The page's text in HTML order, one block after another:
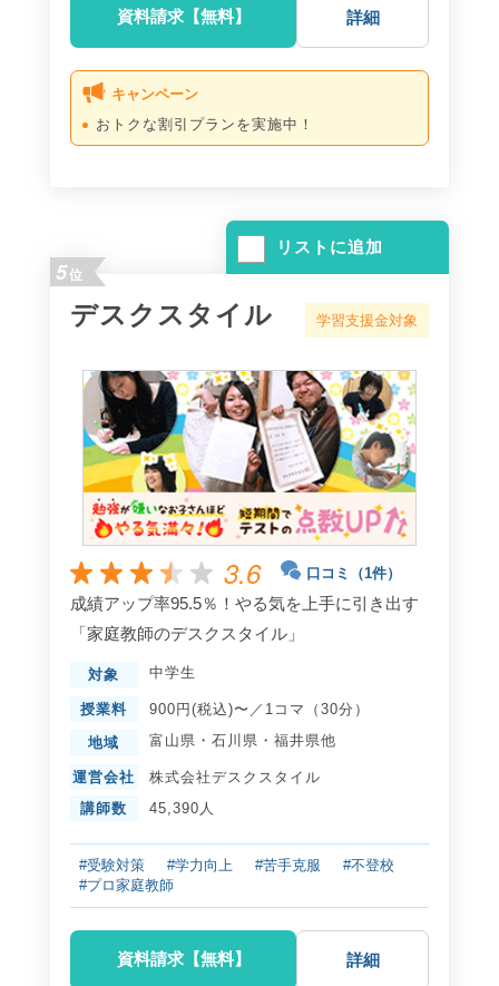
資料請求【無料】 詳細
キャンペーン
おトクな割引プランを実施中！
リストに追加
5位
デスクスタイル 学習支援金対象
3.6 口コミ（1件）
成績アップ率95.5％！やる気を上手に引き出す
「家庭教師のデスクスタイル」
対象 中学生
授業料 900円(税込)〜／1コマ（30分）
地域 富山県 ・ 石川県 ・ 福井県他
運営会社
株式会社デスクスタイル
講師数
45,390人
#受験対策 #学力向上 #苦手克服
#不登校
#プロ家庭教師
資料請求【無料】 詳細